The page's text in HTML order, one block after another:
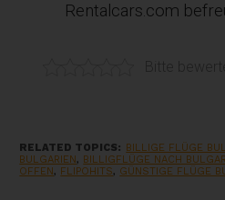
Rentalcars.com
RELATED TOPICS: BILLIGE FLÜGE
BULGARIEN , BILLIGFLÜGE NACH
OFFEN , FLIPOHITS, GÜNSTIGE FLÜGE